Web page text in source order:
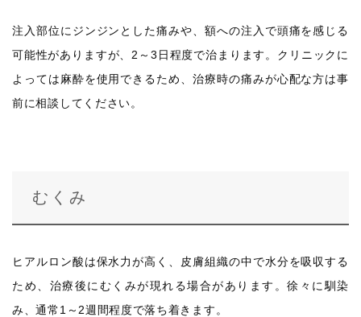
注入部位にジンジンとした痛みや、額への注入で頭痛を感じる
可能性がありますが、2～3日程度で治まります。クリニックに
よっては麻酔を使用できるため、治療時の痛みが心配な方は事
前に相談してください。
むくみ
ヒアルロン酸は保水力が高く、皮膚組織の中で水分を吸収する
ため、治療後にむくみが現れる場合があります。徐々に馴染
み、通常1～2週間程度で落ち着きます。